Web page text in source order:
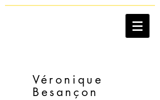
Véronique
Besançon​